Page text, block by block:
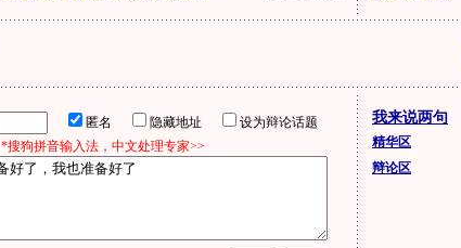
匿名 隐藏地址
设为辩论话题
*搜狗拼音输入法，中文处理专家>>
我来说两句
精华区
辩论区